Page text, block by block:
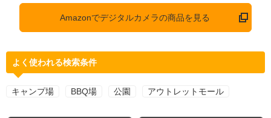
Amazonでデジタルカメラの商品を見る
よく使われる検索条件
キャンプ場 BBQ場 公園 アウトレットモール